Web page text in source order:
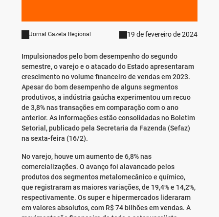
Jornal Gazeta Regional 19 de fevereiro de 2024
Impulsionados pelo bom desempenho do segundo
semestre, o varejo e o atacado do Estado apresentaram
crescimento no volume financeiro de vendas em 2023.
Apesar do bom desempenho de alguns segmentos
produtivos, a indústria gaúcha experimentou um recuo
de 3,8% nas transações em comparação com o ano
anterior. As informações estão consolidadas no Boletim
Setorial, publicado pela Secretaria da Fazenda (Sefaz)
na sexta-feira (16/2).
No varejo, houve um aumento de 6,8% nas
comercializações. O avanço foi alavancado pelos
produtos dos segmentos metalomecânico e químico,
que registraram as maiores variações, de 19,4% e 14,2%,
respectivamente. Os super e hipermercados lideraram
em valores absolutos, com R$ 74 bilhões em vendas. A